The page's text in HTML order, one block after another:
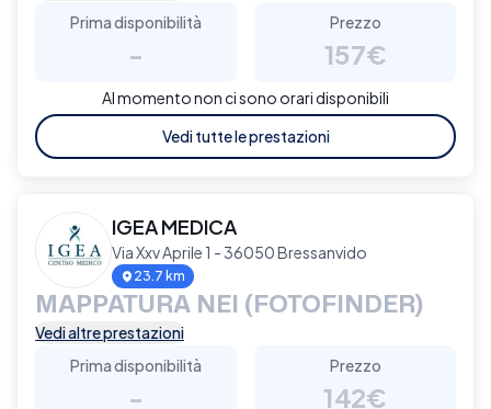
Prima disponibilità
-
Prezzo
157€
Al momento non ci sono orari disponibili
Vedi tutte le prestazioni
IGEA MEDICA
Via Xxv Aprile 1 - 36050 Bressanvido
23.7 km
MAPPATURA NEI (FOTOFINDER)
Vedi altre prestazioni
Prima disponibilità
-
Prezzo
142€